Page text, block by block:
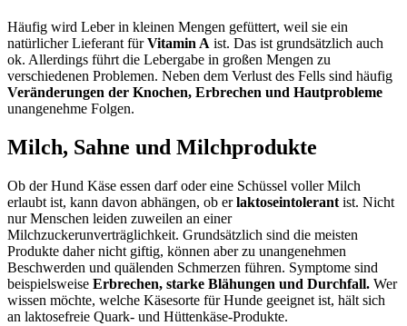
Häufig wird Leber in kleinen Mengen gefüttert, weil sie ein
natürlicher Lieferant fürVitamin A ist. Das ist grundsätzlich auch
ok. Allerdings führt die Lebergabe in großen Mengen zu
verschiedenen Problemen. Neben dem Verlust des Fells sind häufig
Veränderungen der Knochen, Erbrechen und Hautprobleme
unangenehme Folgen.
Milch, Sahne und Milchprodukte
Ob der Hund Käse essen darf oder eine Schüssel voller Milch
erlaubt ist, kann davon abhängen, ob erlaktoseintolerant ist. Nicht
nur Menschen leiden zuweilen an einer
Milchzuckerunverträglichkeit. Grundsätzlich sind die meisten
Produkte daher nicht giftig, können aber zu unangenehmen
Beschwerden und quälenden Schmerzen führen. Symptome sind
beispielsweise Erbrechen, starke Blähungen und Durchfall. Wer
wissen möchte, welche Käsesorte für Hunde geeignet ist, hält sich
an laktosefreie Quark- und Hüttenkäse-Produkte.